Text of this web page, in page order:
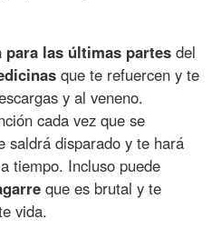
para las últimas partes del
que te refuercen y te
y al veneno.
cada vez que se
saldrá disparado y te hará
tiempo. Incluso puede
que es brutal y te
vida.